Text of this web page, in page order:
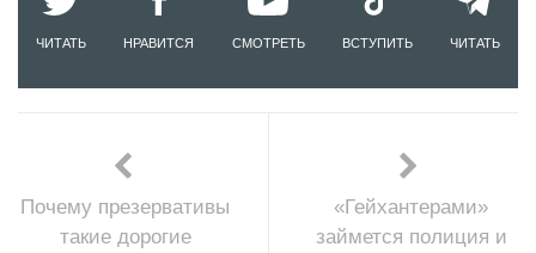
ЧИТАТЬ НРАВИТСЯ СМОТРЕТЬ ВСТУПИТЬ ЧИТАТЬ
Почему презервативы
такие дорогие
«Гейхантерами»
займется полиция и